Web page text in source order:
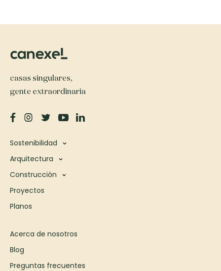
casas singulares,
gente extraordinaria
Sostenibilidad
Arquitectura
Construcción
Proyectos
Planos
Acerca de nosotros
Blog
Preguntas frecuentes